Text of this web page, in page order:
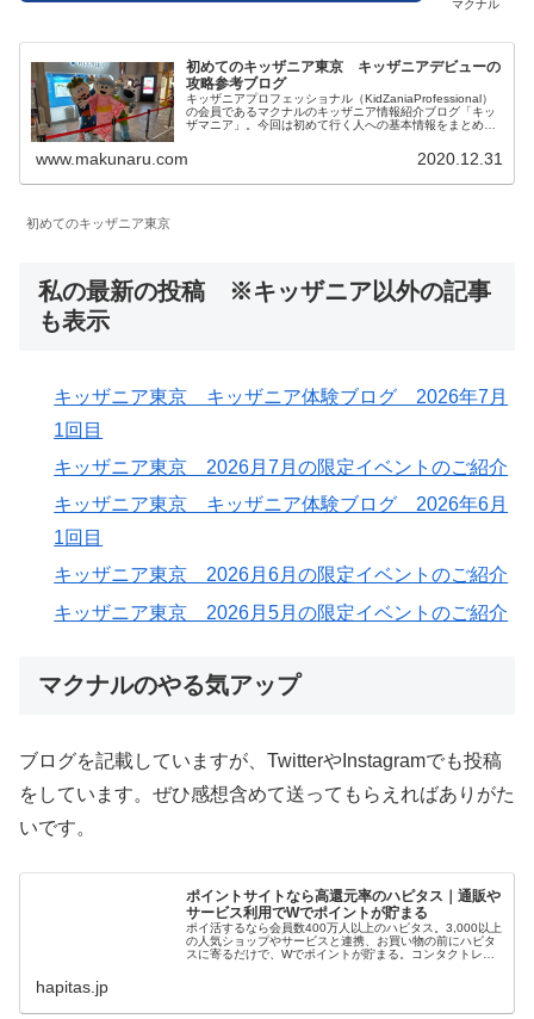
マクナル
初めてのキッザニア東京 キッザニアデビューの
攻略参考ブログ
キッザニアプロフェッショナル（KidZaniaProfessional）
の会員であるマクナルのキッザニア情報紹介ブログ「キッ
ザマニア」。今回は初めて行く人への基本情報をまとめて
のでおすすめです。初めて行く人の参考になれば幸いで
す。
www.makunaru.com 2020.12.31
初めてのキッザニア東京
私の最新の投稿 ※キッザニア以外の記事
も表示
キッザニア東京 キッザニア体験ブログ 2026年7月
1回目
キッザニア東京 2026月7月の限定イベントのご紹介
キッザニア東京 キッザニア体験ブログ 2026年6月
1回目
キッザニア東京 2026月6月の限定イベントのご紹介
キッザニア東京 2026月5月の限定イベントのご紹介
マクナルのやる気アップ
ブログを記載していますが、TwitterやInstagramでも投稿
をしています。ぜひ感想含めて送ってもらえればありがた
いです。
ポイントサイトなら高還元率のハピタス｜通販や
サービス利用でWでポイントが貯まる
ポイ活するなら会員数400万人以上のハピタス。3,000以上
の人気ショップやサービスと連携、お買い物の前にハピタ
スに寄るだけで、Wでポイントが貯まる。コンタクトレン
hapitas.jp